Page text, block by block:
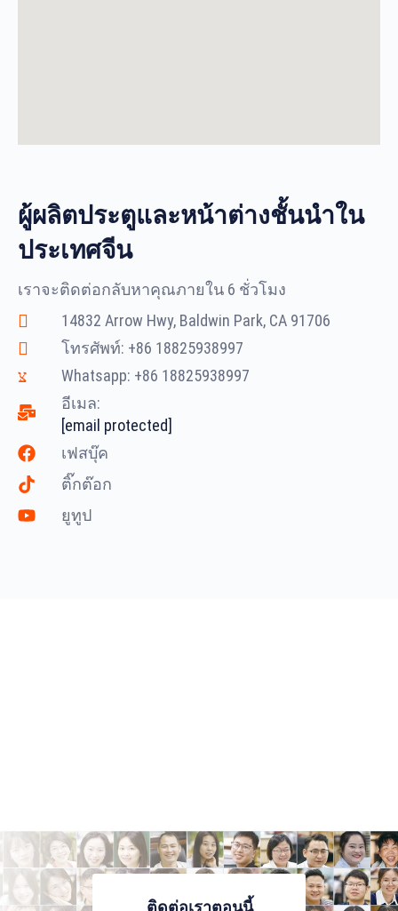
ผู้ผลิตประตูและหน้าต่างชั้นนำใน
ประเทศจีน
เราจะติดต่อกลับหาคุณภายใน 6 ชั่วโมง
14832 Arrow Hwy, Baldwin Park, CA 91706
โทรศัพท์: +86 18825938997
Whatsapp: +86 18825938997
อีเมล:
[email protected]
เฟสบุ๊ค
ติ๊กต๊อก
ยูทูป